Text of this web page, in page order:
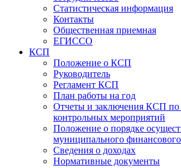
Статистическая информация
Контакты
Общественная приемная
ЕГИССО
КСП
Положение о КСП
Руководитель
Регламент КСП
План работы на год
Отчеты и заключения КСП по
контрольных мероприятий
Положение о порядке
муниципального
Сведения о доходах
Нормативные документы